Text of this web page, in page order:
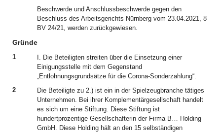
Beschwerde und Anschlussbeschwerde gegen den
Beschluss des Arbeitsgerichts Nürnberg vom 23.04.2021, 8
BV 24/21, werden zurückgewiesen.
Gründe
1
I. Die Beteiligten streiten über die Einsetzung einer
Einigungsstelle mit dem Gegenstand
„Entlohnungsgrundsätze für die Corona-Sonderzahlung“.
2
Die Beteiligte zu 2.) ist ein in der Spielzeugbranche tätiges
Unternehmen. Bei ihrer Komplementärgesellschaft handelt
es sich um eine Stiftung. Diese Stiftung ist
hundertprozentige Gesellschafterin der Firma B… Holding
GmbH. Diese Holding hält an den 15 selbständigen